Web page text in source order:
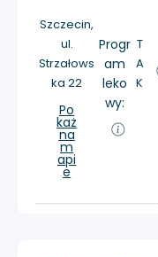
Szczecin,
ul.
Strzałows
ka 22
Po
każ
na
m
api
e
Progr
am
leko
wy:
T
A
K